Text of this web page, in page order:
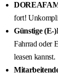
fort!
Günstige (E-
Fahrrad oder
leasen kannst.